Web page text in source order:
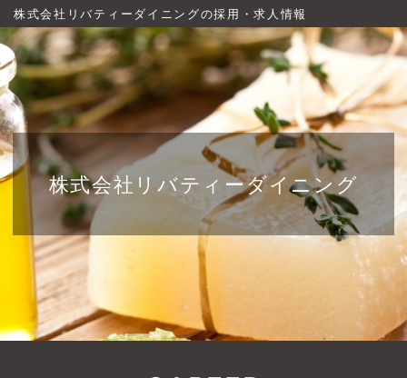
株式会社リバティーダイニングの採用・求人情報
株式会社リバティーダイニング